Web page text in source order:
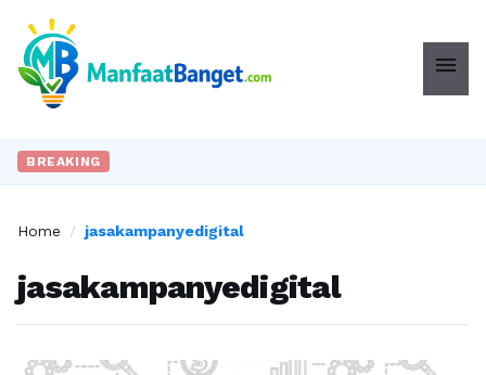
menu
BREAKING
Home / jasakampanyedigital
jasakampanyedigital